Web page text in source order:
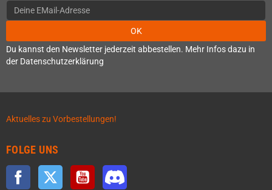
OK
Du kannst den Newsletter jederzeit abbestellen. Mehr Infos dazu in
der Datenschutzerklärung
Aktuelles zu Vorbestellungen!
FOLGE UNS
Facebook Twitter YouTube